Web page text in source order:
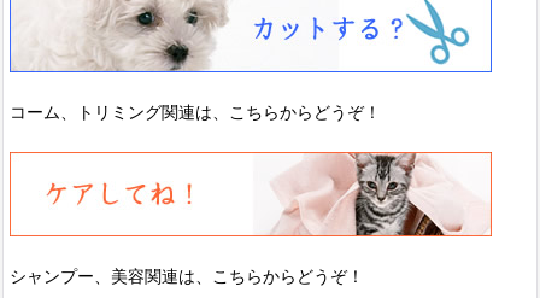
コーム、トリミング関連は、こちらからどうぞ！
シャンプー、美容関連は、こちらからどうぞ！